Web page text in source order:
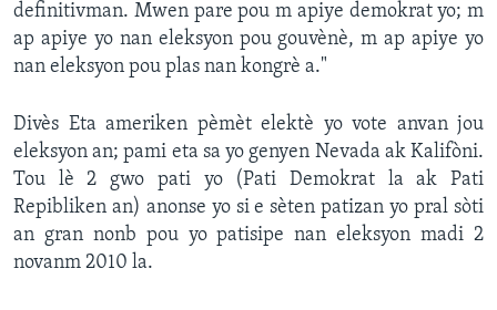
definitivman. Mwen pare pou m apiye demokrat yo; m
ap apiye yo nan eleksyon pou gouvènè, m ap apiye yo
nan eleksyon pou plas nan kongrè a."
Divès Eta ameriken pèmèt elektè yo vote anvan jou
eleksyon an; pami eta sa yo genyen Nevada ak Kalifòni.
Tou lè 2 gwo pati yo (Pati Demokrat la ak Pati
Repibliken an) anonse yo si e sèten patizan yo pral sòti
an gran nonb pou yo patisipe nan eleksyon madi 2
novanm 2010 la.